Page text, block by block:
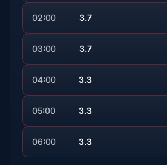
02:00 3.7
03:00 3.7
04:00 3.3
05:00 3.3
06:00 3.3